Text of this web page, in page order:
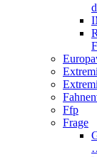
Ffp
Frage